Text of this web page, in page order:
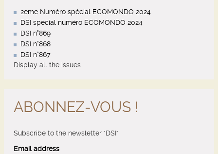
2eme Numéro spécial ECOMONDO 2024
DSI spécial numéro ECOMONDO 2024
DSI n°869
DSI n°868
DSI n°867
Display all the issues
ABONNEZ-VOUS !
Subscribe to the newsletter "DSI"
Email address